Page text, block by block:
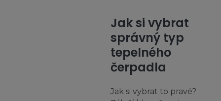
Jak si vybrat
správný typ
tepelného
čerpadla
Jak si vybrat to pravé?